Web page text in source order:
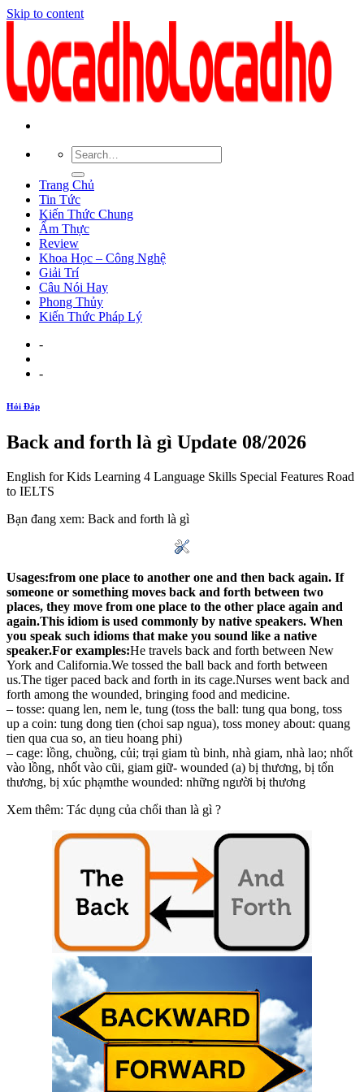
Skip to content
Trang Chủ
Tin Tức
Kiến Thức Chung
Ẩm Thực
Review
Khoa Học – Công Nghệ
Giải Trí
Câu Nói Hay
Phong Thủy
Kiến Thức Pháp Lý
-
-
Hỏi Đáp
Back and forth là gì Update 08/2026
English for Kids Learning 4 Language Skills Special Features Road
to IELTS
Bạn đang xem: Back and forth là gì
Usages:from one place to another one and then back again. If
someone or something moves back and forth between two
places, they move from one place to the other place again and
again.This idiom is used commonly by native speakers. When
you speak such idioms that make you sound like a native
speaker.For examples:He travels back and forth between New
York and California.We tossed the ball back and forth between
us.The tiger paced back and forth in its cage.Nurses went back and
forth among the wounded, bringing food and medicine.
– tosse: quang len, nem le, tung (toss the ball: tung qua bong, toss
up a coin: tung dong tien (choi sap ngua), toss money about: quang
tien qua cua so, an tieu hoang phi)
– cage: lồng, chuồng, củi; trại giam tù binh, nhà giam, nhà lao; nhốt
vào lồng, nhốt vào cũi, giam giữ- wounded (a) bị thương, bị tổn
thương, bị xúc phạmthe wounded: những người bị thương
Xem thêm: Tác dụng của chổi than là gì ?